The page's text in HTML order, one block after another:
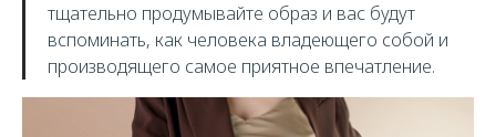
тщательно продумывайте образ и вас будут
вспоминать, как человека владеющего собой и
производящего самое приятное впечатление.